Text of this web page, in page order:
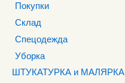
Покупки
Склад
Спецодежда
Уборка
ШТУКАТУРКА и МАЛЯРКА